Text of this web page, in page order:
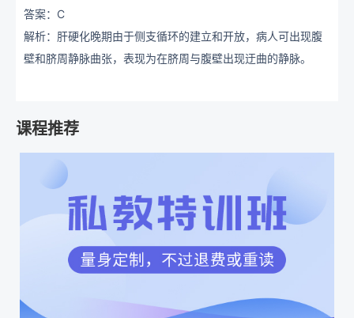
答案：C
解析：肝硬化晚期由于侧支循环的建立和开放，病人可出现腹
壁和脐周静脉曲张，表现为在脐周与腹壁出现迂曲的静脉。
课程推荐